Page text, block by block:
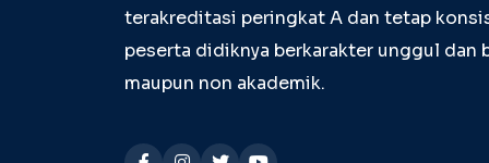
terakreditasi peringkat A dan tetap
peserta didiknya berkarakter unggul dan
maupun non akademik.